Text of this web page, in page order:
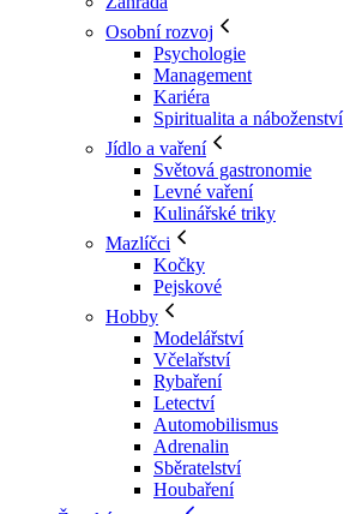
Osobní rozvoj
Psychologie
Management
Kariéra
Spiritualita a náboženství
Jídlo a vaření
Světová gastronomie
Levné vaření
Kulinářské triky
Mazlíčci
Kočky
Pejskové
Hobby
Modelářství
Včelařství
Rybaření
Letectví
Automobilismus
Adrenalin
Sběratelství
Houbaření